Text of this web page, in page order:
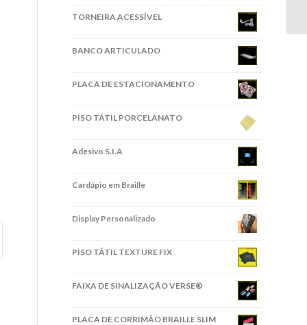
TORNEIRA ACESSÍVEL
BANCO ARTICULADO
PLACA DE ESTACIONAMENTO
PISO TÁTIL PORCELANATO
Adesivo S.I.A
Cardápio em Braille
Display Personalizado
PISO TÁTIL TEXTURE FIX
FAIXA DE SINALIZAÇÃO VERSE®
PLACA DE CORRIMÃO BRAILLE SLIM